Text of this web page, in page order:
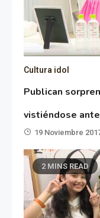
Cultura idol
Publican
vistiéndose
19 Noviembre
2 MINS READ